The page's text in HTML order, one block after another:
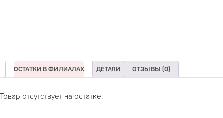
ОСТАТКИ В ФИЛИАЛАХ ДЕТАЛИ ОТЗЫВЫ (0)
Товар отсутствует на остатке.